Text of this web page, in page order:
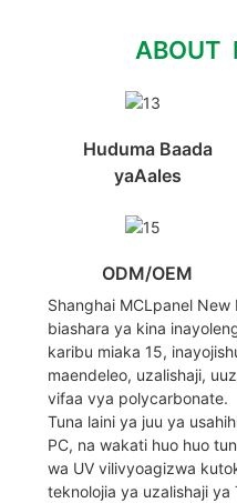
ABOUT
Huduma Baada
yaAales
ODM/OEM
Shanghai MCLpanel
biashara ya kina
karibu miaka 15,
maendeleo, uzalishaji,
vifaa vya polycarbonate.
Tuna laini ya juu ya
PC, na wakati huo huo
wa UV vilivyoagizwa
teknolojia ya uzalishaji